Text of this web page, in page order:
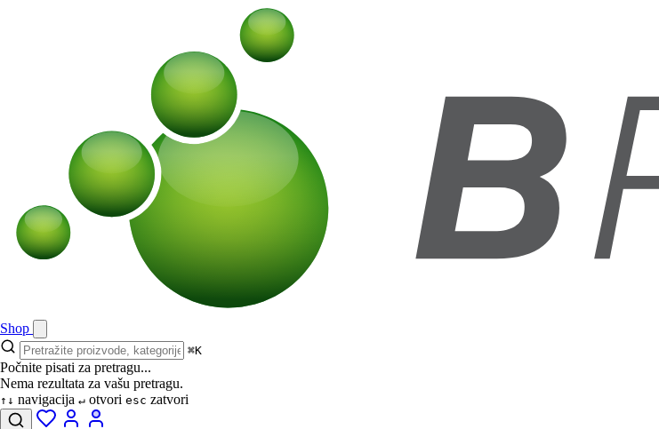
Shop
⌘K
Počnite pisati za pretragu...
Nema rezultata za vašu pretragu.
↑↓ navigacija ↵ otvori esc zatvori